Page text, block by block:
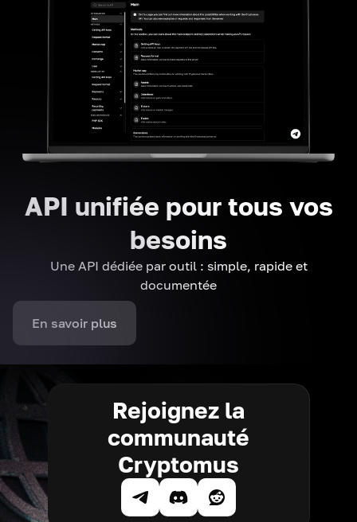
API unifiée pour tous vos
besoins
Une API dédiée par outil : simple, rapide et
documentée
En savoir plus
Rejoignez la
communauté
Cryptomus